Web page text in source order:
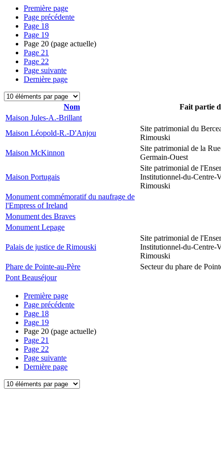
Première page
Page précédente
Page 18
Page 19
Page 20 (page actuelle)
Page 21
Page 22
Page suivante
Dernière page
Nom
Fait partie
Maison Jules-A.-Brillant
Maison Léopold-R.-D'Anjou
Site patrimonial du
Rimouski
Maison McKinnon
Site patrimonial de la
Germain-Ouest
Maison Portugais
Site patrimonial de
Institutionnel-du-Centre-
Rimouski
Monument commémoratif du naufrage de
l'Empress of Ireland
Monument des Braves
Monument Lepage
Palais de justice de Rimouski
Site patrimonial de
Institutionnel-du-Centre-
Rimouski
Phare de Pointe-au-Père
Secteur du phare de
Pont Beauséjour
Première page
Page précédente
Page 18
Page 19
Page 20 (page actuelle)
Page 21
Page 22
Page suivante
Dernière page